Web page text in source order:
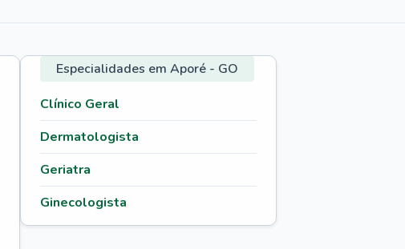
Especialidades em Aporé - GO
Clínico Geral
Dermatologista
Geriatra
Ginecologista